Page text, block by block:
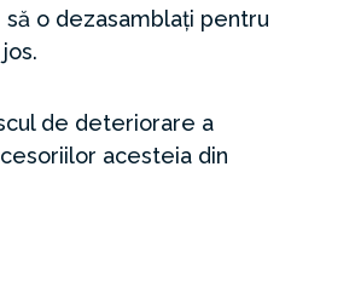
o dezasamblați pentru
de deteriorare a
acesteia din